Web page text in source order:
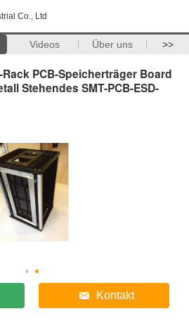
Co., Ltd
Videos Über uns >>
PCB-Speicherträger Board
Stehendes SMT-PCB-ESD-
Kontakt